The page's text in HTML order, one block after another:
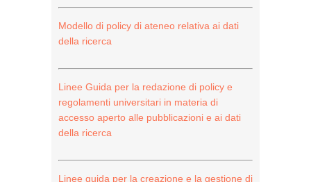
Modello di policy di ateneo relativa ai dati
della ricerca
Linee Guida per la redazione di policy e
regolamenti universitari in materia di
accesso aperto alle pubblicazioni e ai dati
della ricerca
Linee guida per la creazione e la gestione di